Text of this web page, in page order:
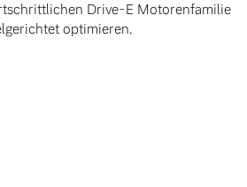
Drive-E Motorenfamilie
optimieren.